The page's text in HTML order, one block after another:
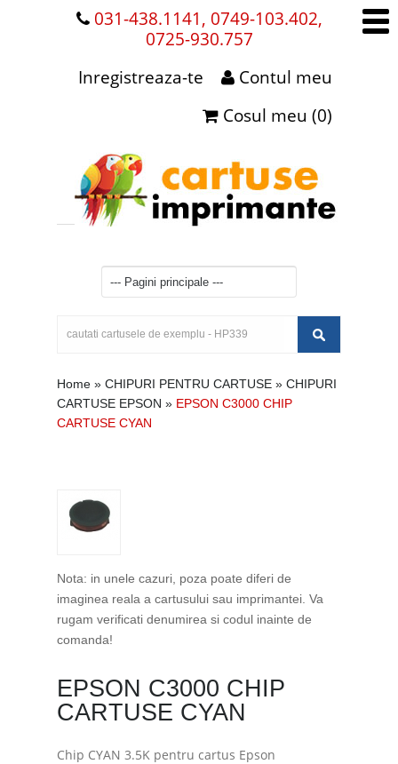
031-438.1141, 0749-103.402,
0725-930.757
Contul meu
Inregistreaza-te
Cosul meu (0)
Home » CHIPURI PENTRU CARTUSE » CHIPURI
CARTUSE EPSON » EPSON C3000 CHIP
CARTUSE CYAN
Nota: in unele cazuri, poza poate diferi de
imaginea reala a cartusului sau imprimantei. Va
rugam verificati denumirea si codul inainte de
comanda!
EPSON C3000 CHIP
CARTUSE CYAN
Chip CYAN 3.5K pentru cartus Epson